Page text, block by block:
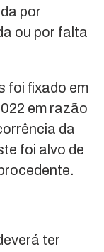
por
ou por falta
foi fixado em
em razão
da
foi alvo de
ter